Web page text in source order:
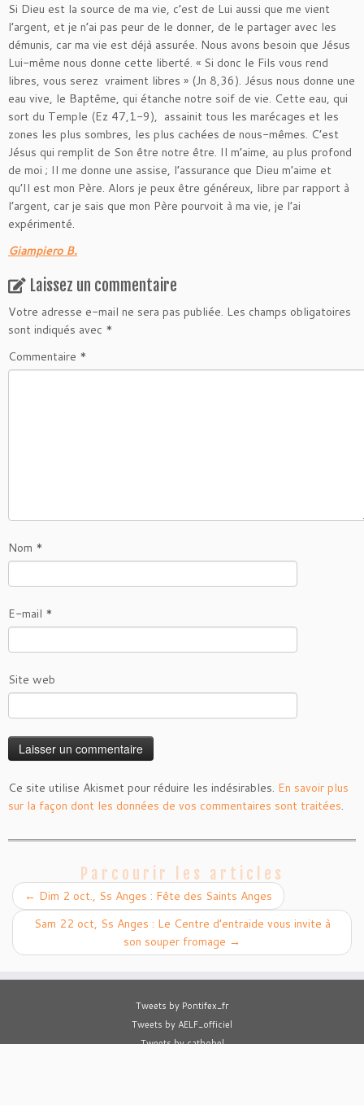
Si Dieu est la source de ma vie, c’est de Lui aussi que me vient
l’argent, et je n’ai pas peur de le donner, de le partager avec les
démunis, car ma vie est déjà assurée. Nous avons besoin que Jésus
Lui-même nous donne cette liberté. « Si donc le Fils vous rend
libres, vous serez vraiment libres » (Jn 8,36). Jésus nous donne une
eau vive, le Baptême, qui étanche notre soif de vie. Cette eau, qui
sort du Temple (Ez 47,1-9), assainit tous les marécages et les
zones les plus sombres, les plus cachées de nous-mêmes. C’est
Jésus qui remplit de Son être notre être. Il m’aime, au plus profond
de moi ; Il me donne une assise, l’assurance que Dieu m’aime et
qu’Il est mon Père. Alors je peux être généreux, libre par rapport à
l’argent, car je sais que mon Père pourvoit à ma vie, je l’ai
expérimenté.
Giampiero B.
Laissez un commentaire
Votre adresse e-mail ne sera pas publiée. Les champs obligatoires
sont indiqués avec *
Commentaire *
Nom *
E-mail *
Site web
Ce site utilise Akismet pour réduire les indésirables. En savoir plus
sur la façon dont les données de vos commentaires sont traitées.
Parcourir les articles
← Dim 2 oct., Ss Anges : Fête des Saints Anges
Sam 22 oct, Ss Anges : Le Centre d’entraide vous invite à
son souper fromage →
Tweets by Pontifex_fr
Tweets by AELF_officiel
Tweets by cathobel